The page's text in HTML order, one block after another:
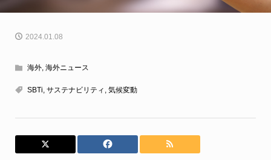
2024.01.08
海外, 海外ニュース
SBTi サステナビリティ 気候変動